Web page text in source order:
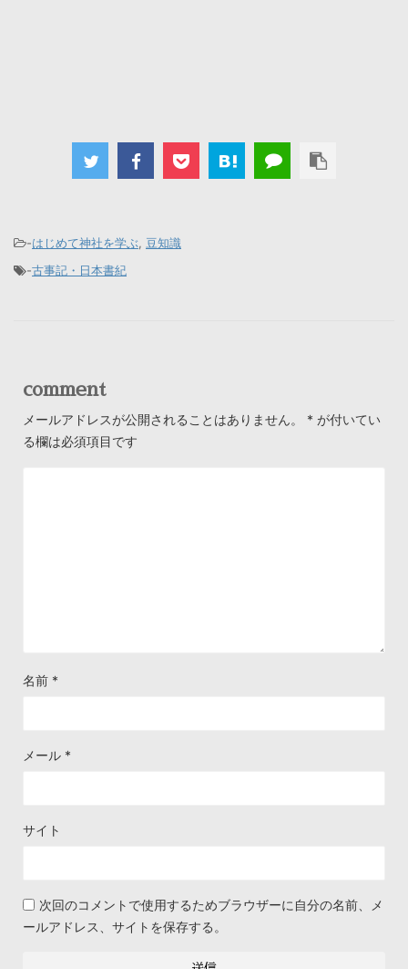
-はじめて神社を学ぶ, 豆知識
-古事記・日本書紀
comment
メールアドレスが公開されることはありません。 * が付いてい
る欄は必須項目です
名前 *
メール *
サイト
次回のコメントで使用するためブラウザーに自分の名前、メ
ールアドレス、サイトを保存する。